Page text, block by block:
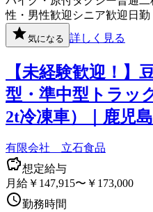
性・男性歓迎 シニア歓迎 日
気になる 詳しく見る
【未経験歓迎！】
型・準中型トラッ
2t冷凍車）｜鹿児
有限会社 立石食品
想定給与
月給￥147,915〜￥173,000
勤務時間